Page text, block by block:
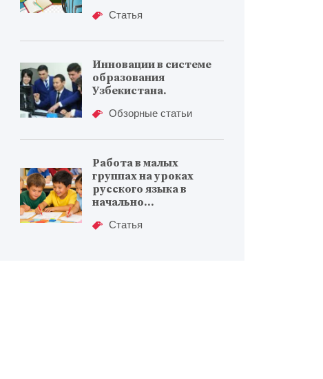
Статья
Инновации в системе
образования
Узбекистана.
Обзорные статьи
Работа в малых
группах на уроках
русского языка в
начально...
Статья